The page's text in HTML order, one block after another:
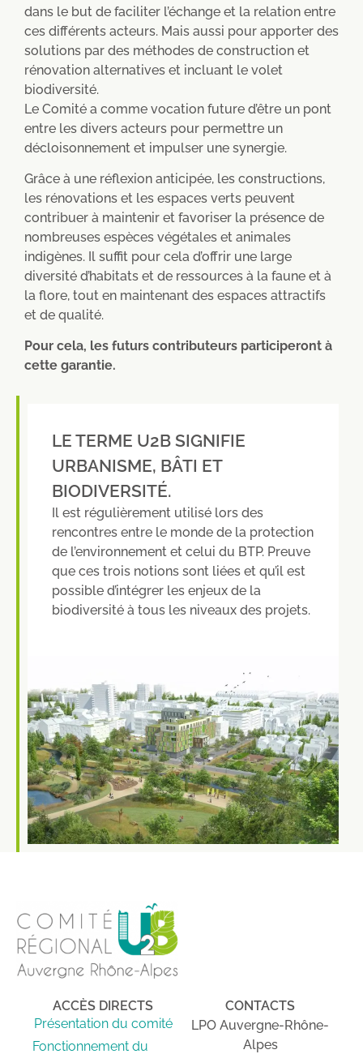
dans le but de faciliter l’échange et la relation entre
ces différents acteurs. Mais aussi pour apporter des
solutions par des méthodes de construction et
rénovation alternatives et incluant le volet
biodiversité.
Le Comité a comme vocation future d’être un pont
entre les divers acteurs pour permettre un
décloisonnement et impulser une synergie.
Grâce à une réflexion anticipée, les constructions,
les rénovations et les espaces verts peuvent
contribuer à maintenir et favoriser la présence de
nombreuses espèces végétales et animales
indigènes. Il suffit pour cela d’offrir une large
diversité d’habitats et de ressources à la faune et à
la flore, tout en maintenant des espaces attractifs
et de qualité.
Pour cela, les futurs contributeurs participeront à
cette garantie.
LE TERME U2B SIGNIFIE
URBANISME, BÂTI ET
BIODIVERSITÉ.
Il est régulièrement utilisé lors des
rencontres entre le monde de la protection
de l’environnement et celui du BTP. Preuve
que ces trois notions sont liées et qu’il est
possible d’intégrer les enjeux de la
biodiversité à tous les niveaux des projets.
ACCÈS DIRECTS
Présentation du comité
Fonctionnement du
CONTACTS
LPO Auvergne-Rhône-
Alpes